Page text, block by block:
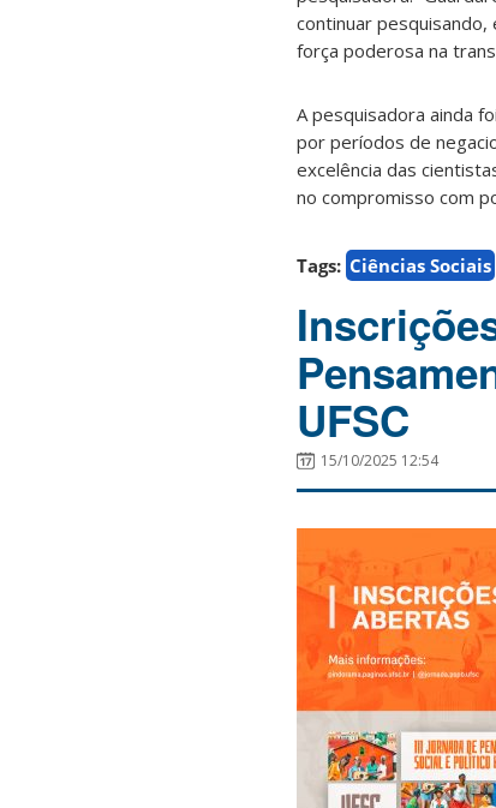
continuar
força poderosa na
A pesquisadora ainda
por períodos de
excelência das
no compromisso com
Tags: Ciências Sociais
UFSC
15/10/2025 12:54